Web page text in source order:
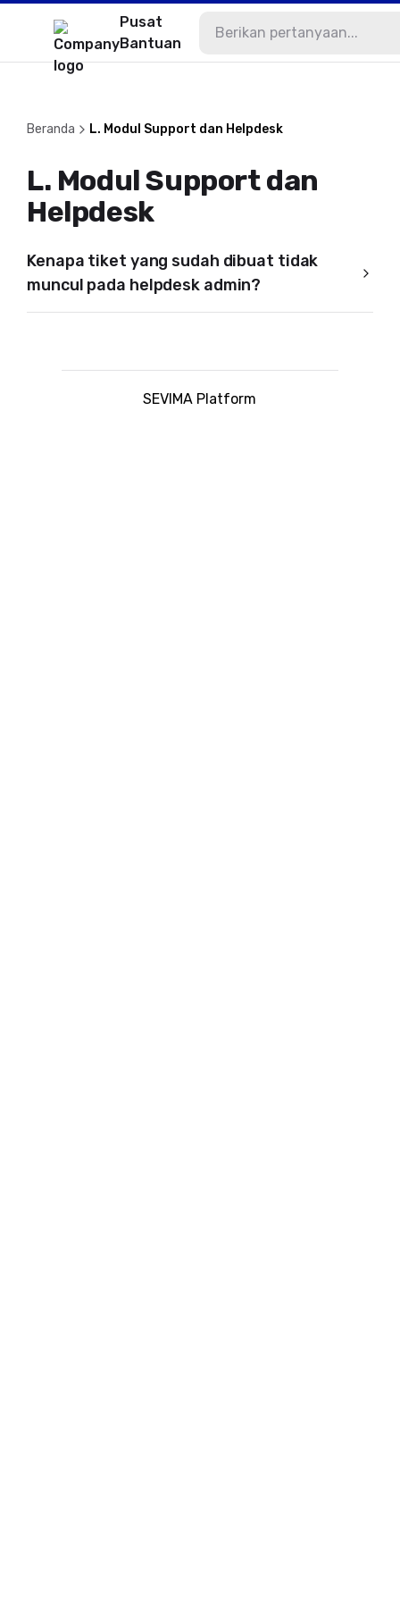
Pusat
Bantuan
Beranda L. Modul Support dan Helpdesk
L. Modul Support dan
Helpdesk
Kenapa tiket yang sudah dibuat tidak
muncul pada helpdesk admin?
SEVIMA Platform